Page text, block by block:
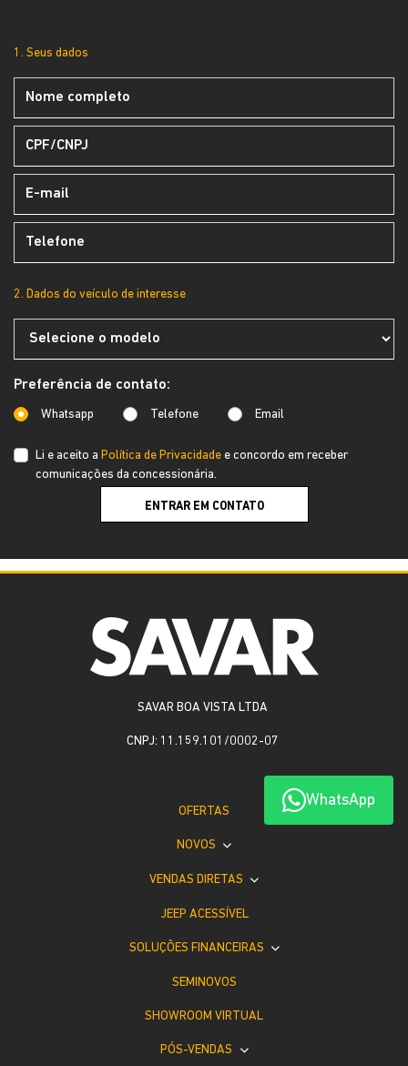
1. Seus dados
2. Dados do veículo de interesse
Preferência de contato:
Whatsapp Telefone Email
Li e aceito a Política de Privacidade e concordo em receber
comunicações da concessionária.
ENTRAR EM CONTATO
WhatsApp
SAVAR BOA VISTA LTDA
CNPJ: 11.159.101/0002-07
OFERTAS
NOVOS
VENDAS DIRETAS
JEEP ACESSÍVEL
SOLUÇÕES FINANCEIRAS
SEMINOVOS
SHOWROOM VIRTUAL
PÓS-VENDAS